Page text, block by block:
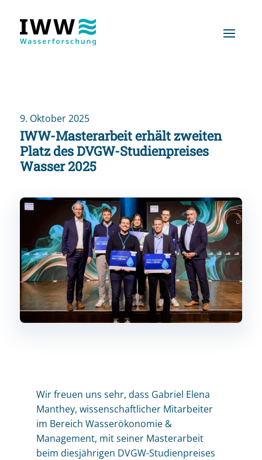
9. Oktober 2025
IWW-Masterarbeit erhält zweiten
Platz des DVGW-Studienpreises
Wasser 2025
Wir freuen uns sehr, dass Gabriel Elena
Manthey, wissenschaftlicher Mitarbeiter
im Bereich Wasserökonomie &
Management, mit seiner Masterarbeit
beim diesjährigen DVGW-Studienpreises